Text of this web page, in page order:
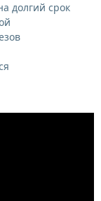
долгий срок